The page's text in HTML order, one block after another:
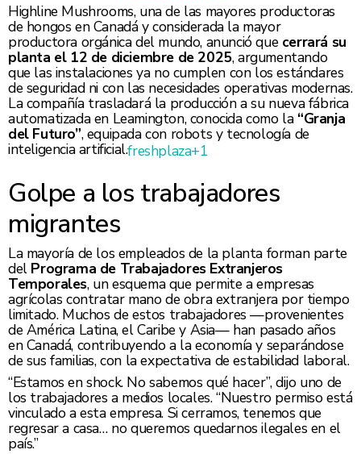
Highline Mushrooms, una de las mayores productoras
de hongos en Canadá y considerada la mayor
productora orgánica del mundo, anunció que cerrará su
planta el 12 de diciembre de 2025, argumentando
que las instalaciones ya no cumplen con los estándares
de seguridad ni con las necesidades operativas modernas.
La compañía trasladará la producción a su nueva fábrica
automatizada en Leamington, conocida como la “Granja
del Futuro”, equipada con robots y tecnología de
inteligencia artificial.freshplaza+1
Golpe a los trabajadores
migrantes
La mayoría de los empleados de la planta forman parte
del Programa de Trabajadores Extranjeros
Temporales, un esquema que permite a empresas
agrícolas contratar mano de obra extranjera por tiempo
limitado. Muchos de estos trabajadores —provenientes
de América Latina, el Caribe y Asia— han pasado años
en Canadá, contribuyendo a la economía y separándose
de sus familias, con la expectativa de estabilidad laboral.
“Estamos en shock. No sabemos qué hacer”, dijo uno de
los trabajadores a medios locales. “Nuestro permiso está
vinculado a esta empresa. Si cerramos, tenemos que
regresar a casa… no queremos quedarnos ilegales en el
país.”